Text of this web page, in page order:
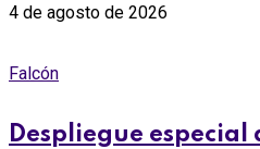
4 de agosto de 2026
Falcón
Despliegue especial